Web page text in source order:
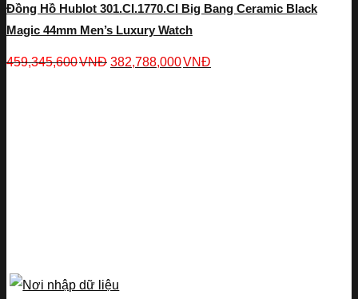
Đồng Hồ Hublot 301.CI.1770.CI Big Bang Ceramic Black
Magic 44mm Men’s Luxury Watch
459,345,600VNĐ 382,788,000VNĐ